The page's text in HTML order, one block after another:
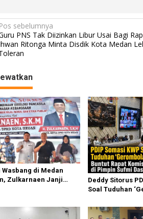
N
v
i
Pos sebelumnya
PNS Tak Diizinkan Libur Usai Bagi
Ritonga Minta Disdik Kota Medan
di Medan
Zulkarnaen Janji
Deddy Sitorus
Soal Tuduhan
Sufmi Dasco